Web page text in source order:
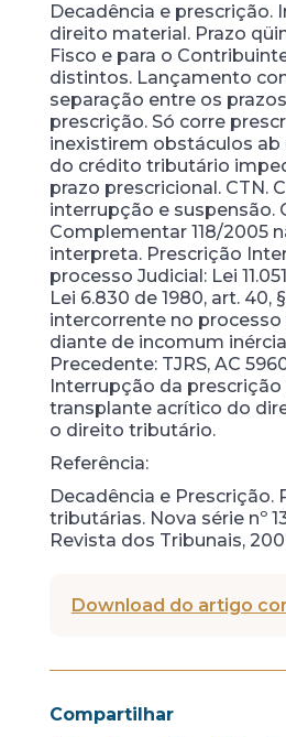
Decadência e prescrição.
direito material. Prazo
Fisco e para o
distintos. Lançamento
separação entre os
prescrição. Só corre
inexistirem obstáculos ab
do crédito tributário
prazo prescricional. CTN.
interrupção e suspensão.
Complementar 118/2005
interpreta. Prescrição
processo Judicial: Lei
Lei 6.830 de 1980, art. 40,
intercorrente no
diante de incomum
Precedente: TJRS, AC
Interrupção da
transplante acrítico do
o direito tributário.
Referência:
Decadência e Prescrição.
tributárias. Nova série nº
Revista dos Tribunais,
Download do artigo
Compartilhar